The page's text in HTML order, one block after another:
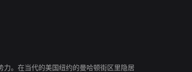
。在当代的美国纽约的曼哈顿街区里隐居